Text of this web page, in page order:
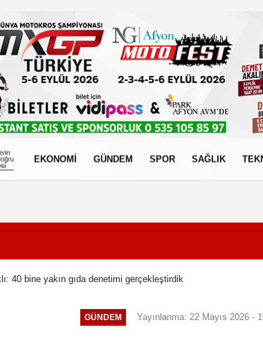
EKONOMİ GÜNDEM SPOR SAĞLIK
40 bine yakın gıda denetimi gerçekleştirdik
GÜNDEM Yayınlanma: 22 Mayıs 2026 -